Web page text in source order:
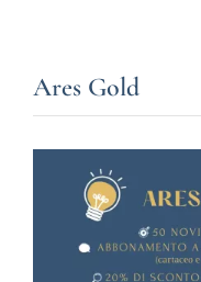
Ares Gold